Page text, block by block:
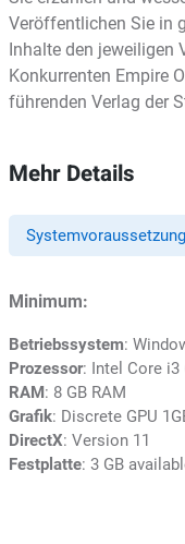
Veröffentlichen Sie in
Inhalte den jeweiligen
Konkurrenten Empire
führenden Verlag der
Mehr Details
Minimum:
Betriebssystem:
Prozessor: Intel Core i3
RAM: 8 GB RAM
Grafik: Discrete GPU
DirectX: Version 11
Festplatte: 3 GB